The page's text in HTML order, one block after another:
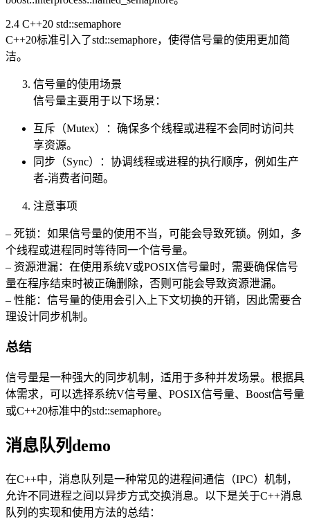
2.4 C++20 std::semaphore
C++20标准引入了std::semaphore，使得信号量的使用更加简
洁。
信号量的使用场景
信号量主要用于以下场景：
互斥（Mutex）：确保多个线程或进程不会同时访问共
享资源。
同步（Sync）：协调线程或进程的执行顺序，例如生产
者-消费者问题。
注意事项
– 死锁：如果信号量的使用不当，可能会导致死锁。例如，多
个线程或进程同时等待同一个信号量。
– 资源泄漏：在使用系统V或POSIX信号量时，需要确保信号
量在程序结束时被正确删除，否则可能会导致资源泄漏。
– 性能：信号量的使用会引入上下文切换的开销，因此需要合
理设计同步机制。
总结
信号量是一种强大的同步机制，适用于多种并发场景。根据具
体需求，可以选择系统V信号量、POSIX信号量、Boost信号量
或C++20标准中的std::semaphore。
消息队列demo
在C++中，消息队列是一种常见的进程间通信（IPC）机制，
允许不同进程之间以异步方式交换消息。以下是关于C++消息
队列的实现和使用方法的总结：